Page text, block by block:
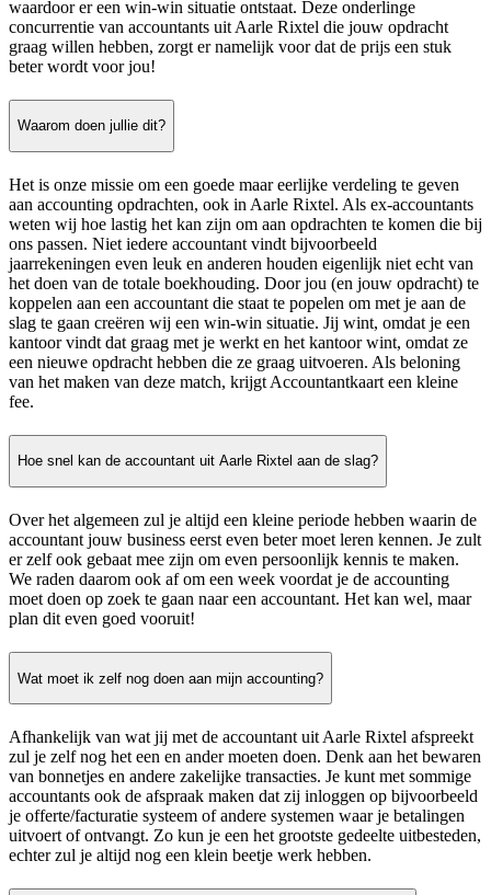
waardoor er een win-win situatie ontstaat. Deze onderlinge
concurrentie van accountants uit Aarle Rixtel die jouw opdracht
graag willen hebben, zorgt er namelijk voor dat de prijs een stuk
beter wordt voor jou!
Waarom doen jullie dit?
Het is onze missie om een goede maar eerlijke verdeling te geven
aan accounting opdrachten, ook in Aarle Rixtel. Als ex-accountants
weten wij hoe lastig het kan zijn om aan opdrachten te komen die bij
ons passen. Niet iedere accountant vindt bijvoorbeeld
jaarrekeningen even leuk en anderen houden eigenlijk niet echt van
het doen van de totale boekhouding. Door jou (en jouw opdracht) te
koppelen aan een accountant die staat te popelen om met je aan de
slag te gaan creëren wij een win-win situatie. Jij wint, omdat je een
kantoor vindt dat graag met je werkt en het kantoor wint, omdat ze
een nieuwe opdracht hebben die ze graag uitvoeren. Als beloning
van het maken van deze match, krijgt Accountantkaart een kleine
fee.
Hoe snel kan de accountant uit Aarle Rixtel aan de slag?
Over het algemeen zul je altijd een kleine periode hebben waarin de
accountant jouw business eerst even beter moet leren kennen. Je zult
er zelf ook gebaat mee zijn om even persoonlijk kennis te maken.
We raden daarom ook af om een week voordat je de accounting
moet doen op zoek te gaan naar een accountant. Het kan wel, maar
plan dit even goed vooruit!
Wat moet ik zelf nog doen aan mijn accounting?
Afhankelijk van wat jij met de accountant uit Aarle Rixtel afspreekt
zul je zelf nog het een en ander moeten doen. Denk aan het bewaren
van bonnetjes en andere zakelijke transacties. Je kunt met sommige
accountants ook de afspraak maken dat zij inloggen op bijvoorbeeld
je offerte/facturatie systeem of andere systemen waar je betalingen
uitvoert of ontvangt. Zo kun je een het grootste gedeelte uitbesteden,
echter zul je altijd nog een klein beetje werk hebben.